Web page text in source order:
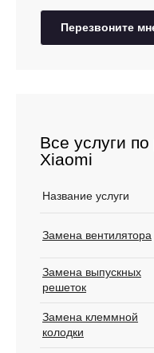
Перезвоните
Все услуги
Xiaomi
Название услуги
Замена вентилятора
Замена выпускных
решеток
Замена клеммной
колодки